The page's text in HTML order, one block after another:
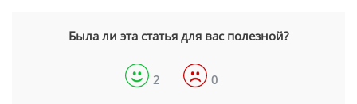
Была ли эта статья для вас полезной?
2 0